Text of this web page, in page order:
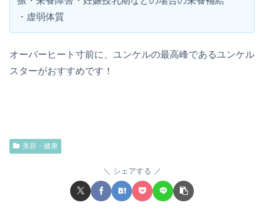
・虚弱体質
オーバーヒート寸前に、ユンケルの最高峰であるユンケル
スターがおすすめです！
美容・健康
シェアする